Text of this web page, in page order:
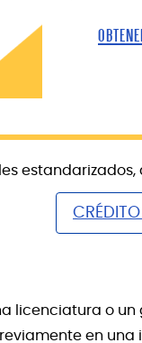
licenciatura o un
en